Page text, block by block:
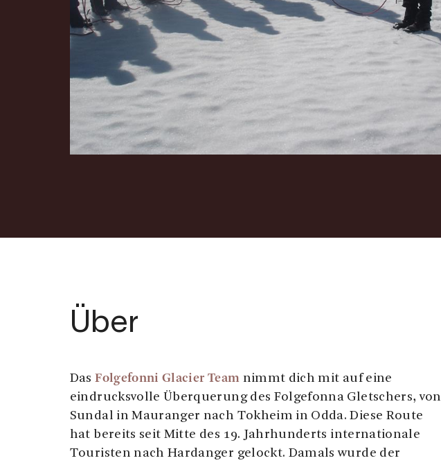
Über
DasFolgefonni Glacier Team nimmt dich mit auf eine
eindrucksvolle Überquerung des Folgefonna Gletschers, von
Sundal in Mauranger nach Tokheim in Odda. Diese Route
hat bereits seit Mitte des 19. Jahrhunderts internationale
Touristen nach Hardanger gelockt. Damals wurde der